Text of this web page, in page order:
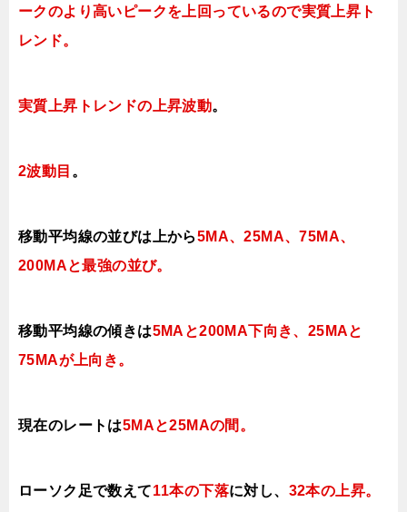
ークのより高いピークを上回っているので実質上昇ト
レンド。
実質上昇トレンドの上昇波動。
2波動目 。
移動平均線の並びは上から5MA、25MA、75MA、
200MAと最強の並び。
移動平均線の傾きは5MAと200MA下向き、25MAと
75MAが上向き。
現在のレートは5MAと25MAの間 。
ローソク足で数えて11本の下落に対し、 32本の上昇。